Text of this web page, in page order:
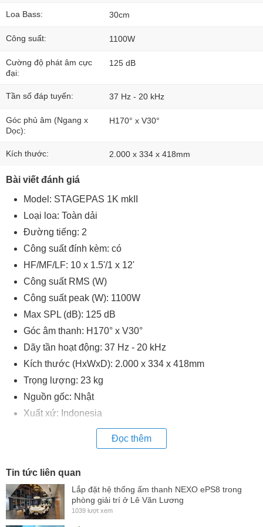
Loa Bass: 30cm
Công suất: 1100W
Cường độ phát âm cực
đại:
125 dB
Tần số đáp tuyến: 37 Hz - 20 kHz
Góc phủ âm (Ngang x
Dọc):
H170° x V30°
Kích thước: 2.000 x 334 x 418mm
Bài viết đánh giá
Model: STAGEPAS 1K mkII
Loại loa: Toàn dải
Đường tiếng: 2
Công suất đính kèm: có
HF/MF/LF: 10 x 1.5'/1 x 12'
Công suất RMS (W)
Công suất peak (W): 1100W
Max SPL (dB): 125 dB
Góc âm thanh: H170° x V30°
Dãy tần hoạt động: 37 Hz - 20 kHz
Kích thước (HxWxD): 2.000 x 334 x 418mm
Trọng lượng: 23 kg
Nguồn gốc: Nhật
Xuất xứ: Indonesia
Đọc thêm
Tin tức liên quan
Lắp đặt hệ thống ấm thanh NEXO ePS8 trong
phòng giải trí ở Lê Văn Lương
1039 lượt xem